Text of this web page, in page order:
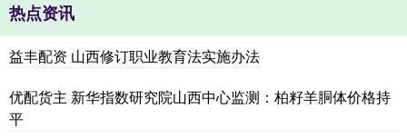
热点资讯
益丰配资 山西修订职业教育法实施办法
优配货主 新华指数研究院山西中心监测：柏籽羊胴体价格持
平